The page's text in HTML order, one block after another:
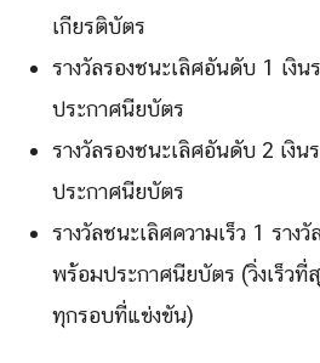
for:
เกียรติบัตร
รางวัลรองชนะเลิศอันดับ 1 เงิ
ประกาศนียบัตร
รางวัลรองชนะเลิศอันดับ 2 เงิ
ประกาศนียบัตร
รางวัลชนะเลิศความเร็ว 1 ราง
พร้อมประกาศนียบัตร (วิ่งเร็วที่
ทุกรอบที่แข่งขัน)